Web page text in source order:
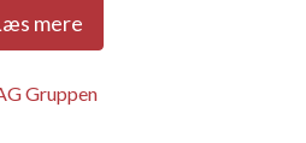
mere